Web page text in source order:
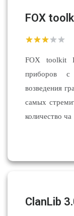
FOX
FOX toolkit
приборов
возведения
самых
количество ча
ClanLib